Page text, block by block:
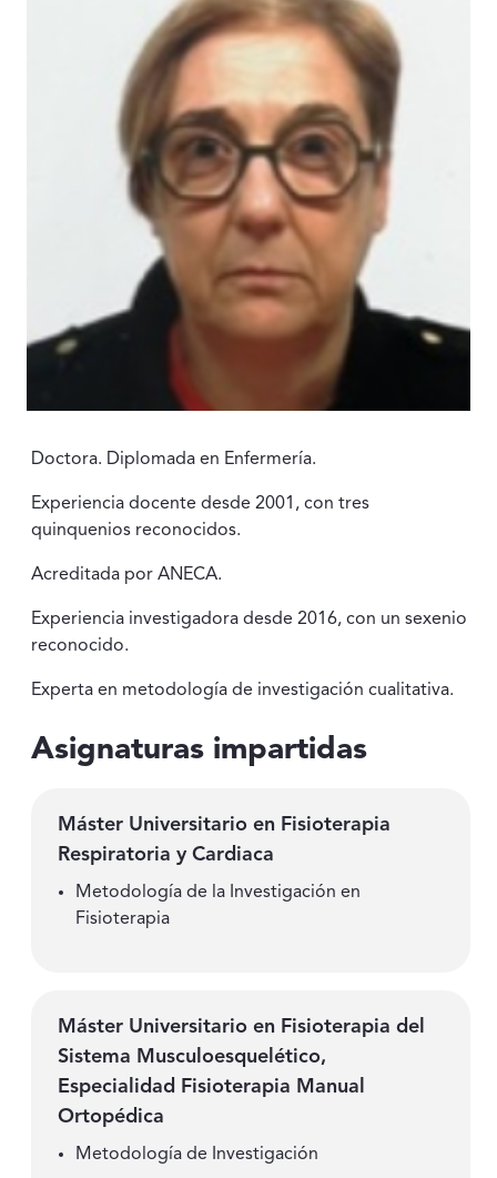
Doctora. Diplomada en Enfermería.
Experiencia docente desde 2001, con tres
quinquenios reconocidos.
Acreditada por ANECA.
Experiencia investigadora desde 2016, con un sexenio
reconocido.
Experta en metodología de investigación cualitativa.
Asignaturas impartidas
Máster Universitario en Fisioterapia
Respiratoria y Cardiaca
Metodología de la Investigación en
Fisioterapia
Máster Universitario en Fisioterapia del
Sistema Musculoesquelético,
Especialidad Fisioterapia Manual
Ortopédica
Metodología de Investigación